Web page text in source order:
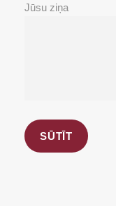
Jūsu ziņa